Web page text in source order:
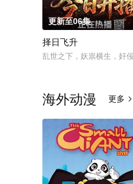
更新至06集
择日飞升
乱世之下，妖祟横生，奸
海外动漫 更多 